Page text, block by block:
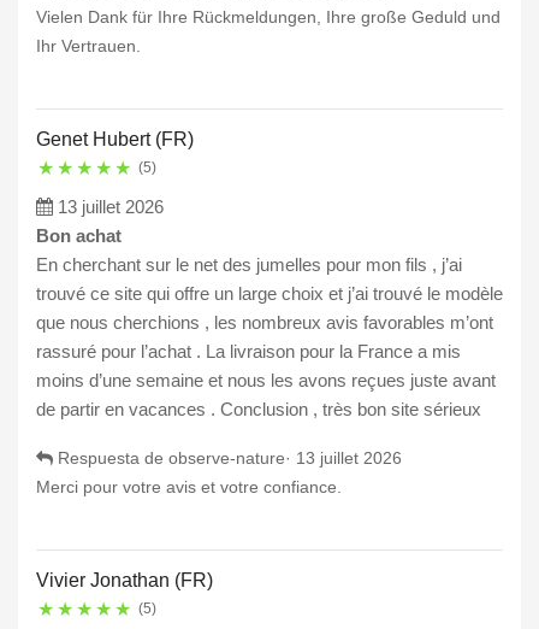
Vielen Dank für Ihre Rückmeldungen, Ihre große Geduld und
Ihr Vertrauen.
Genet Hubert (FR)
★ ★ ★ ★ ★ (5)
13 juillet 2026
Bon achat
En cherchant sur le net des jumelles pour mon fils , j’ai
trouvé ce site qui offre un large choix et j’ai trouvé le modèle
que nous cherchions , les nombreux avis favorables m’ont
rassuré pour l’achat . La livraison pour la France a mis
moins d’une semaine et nous les avons reçues juste avant
de partir en vacances . Conclusion , très bon site sérieux
Respuesta de observe-nature· 13 juillet 2026
Merci pour votre avis et votre confiance.
Vivier Jonathan (FR)
★ ★ ★ ★ ★ (5)